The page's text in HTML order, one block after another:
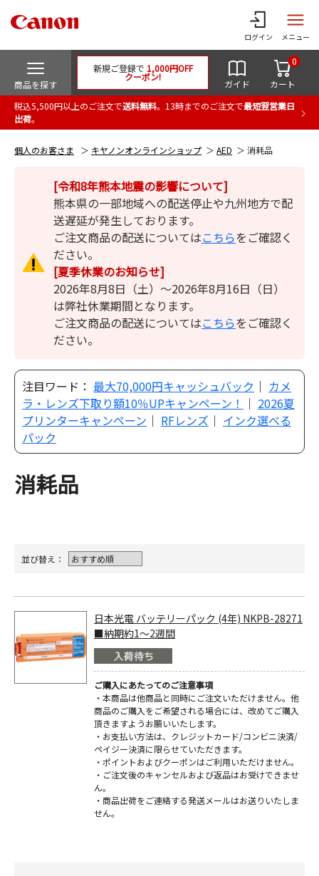
ログイン メニュー
商品を探す
新規ご登録で 1,000円OFF
クーポン!
ガイド カート
0
税込5,500円以上のご注文で送料無料。13時までのご注文で最短翌営業日
出荷。
個人のお客さま キヤノンオンラインショップ AED 消耗品
[令和8年熊本地震の影響について]
熊本県の一部地域への配送停止や九州地方で配
送遅延が発生しております。
ご注文商品の配送についてはこちらをご確認く
ださい。
[夏季休業のお知らせ]
2026年8月8日（土）～2026年8月16日（日）
は弊社休業期間となります。
ご注文商品の配送についてはこちらをご確認く
ださい。
注目ワード： 最大70,000円キャッシュバック ｜ カメ
ラ・レンズ下取り額10％UPキャンペーン！
｜ 2026夏
プリンターキャンペーン ｜ RFレンズ ｜ インク選べる
パック
消耗品
並び替え：
日本光電 バッテリーパック (4年) NKPB-28271
■納期約1～2週間
ご購入にあたってのご注意事項
・本商品は他商品と同時にご注文いただけません。他
商品のご購入をご希望される場合には、改めてご購入
頂きますようお願いいたします。
・お支払い方法は、クレジットカード/コンビニ決済/
ペイジー決済に限らせていただきます。
・ポイントおよびクーポンはご利用いただけません。
・ご注文後のキャンセルおよび返品はお受けできませ
ん。
・商品出荷をご連絡する発送メールはお送りいたしま
せん。